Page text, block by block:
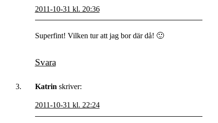
2011-10-31 kl. 20:36
Superfint! Vilken tur att jag bor där då! 🙂
Svara
Katrin skriver:
2011-10-31 kl. 22:24